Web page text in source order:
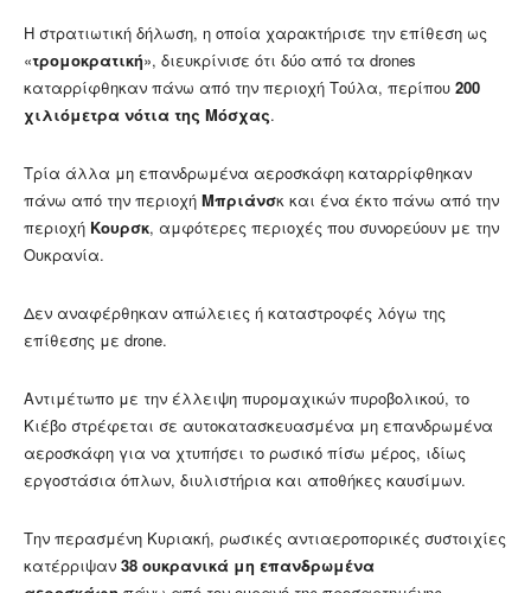
Η στρατιωτική δήλωση, η οποία χαρακτήρισε την επίθεση ως
«τρομοκρατική», διευκρίνισε ότι δύο από τα drones
καταρρίφθηκαν πάνω από την περιοχή Τούλα, περίπου 200
χιλιόμετρα νότια της Μόσχας.
Τρία άλλα μη επανδρωμένα αεροσκάφη καταρρίφθηκαν
πάνω από την περιοχή Μπριάνσκ και ένα έκτο πάνω από την
περιοχή Κουρσκ, αμφότερες περιοχές που συνορεύουν με την
Ουκρανία.
Δεν αναφέρθηκαν απώλειες ή καταστροφές λόγω της
επίθεσης με drone.
Αντιμέτωπο με την έλλειψη πυρομαχικών πυροβολικού, το
Κιέβο στρέφεται σε αυτοκατασκευασμένα μη επανδρωμένα
αεροσκάφη για να χτυπήσει το ρωσικό πίσω μέρος, ιδίως
εργοστάσια όπλων, διυλιστήρια και αποθήκες καυσίμων.
Την περασμένη Κυριακή, ρωσικές αντιαεροπορικές συστοιχίες
κατέρριψαν 38 ουκρανικά μη επανδρωμένα